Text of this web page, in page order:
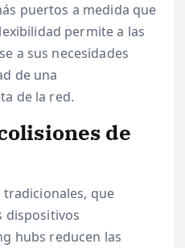
puertos a medida que
permite a las
a sus necesidades
de una
de la red.
de
que
dispositivos
hubs reducen las